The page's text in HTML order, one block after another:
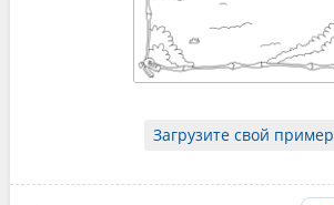
Загрузите свой пример